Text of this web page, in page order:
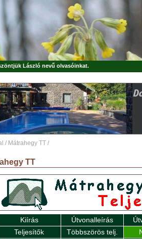
László nevű olvasóinkat.
/ Mátrahegy TT /
TT
Kiírás Útvonalleírás
Teljesítők
Többszörös telj.